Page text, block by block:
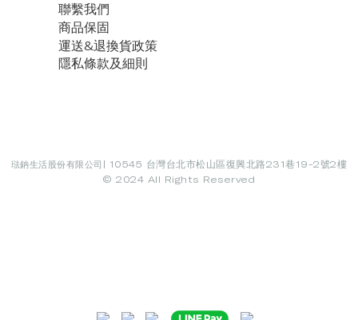
聯繫我們
商品保固
運送&退換貨政策
隱私條款及細則
琺鈉生活股份有限公司 | 10545 台灣台北市松山區復興北路231巷19-2號2樓
© 2024 All Rights Reserved